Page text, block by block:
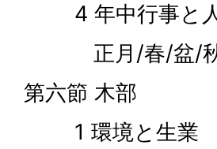
4 年中行事と
正月/春/盆/秋
第六節 木部
1 環境と生業